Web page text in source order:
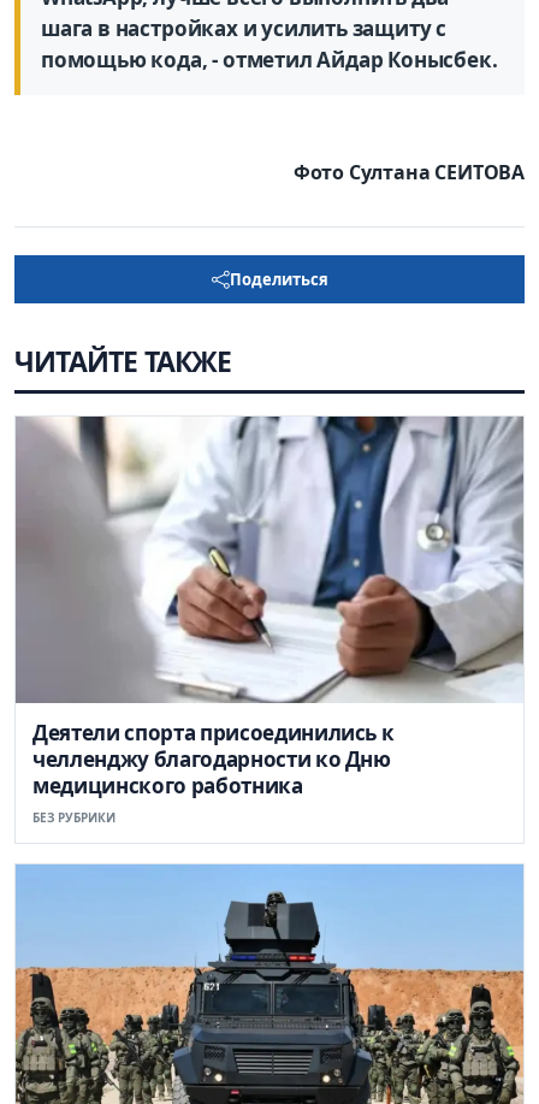
шага в настройках и усилить защиту с
помощью кода, - отметил Айдар Конысбек.
Фото Султана СЕИТОВА
Поделиться
ЧИТАЙТЕ ТАКЖЕ
Деятели спорта присоединились к
челленджу благодарности ко Дню
медицинского работника
БЕЗ РУБРИКИ